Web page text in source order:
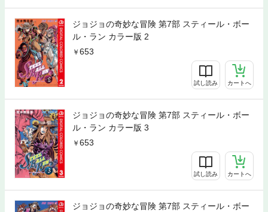
ジョジョの奇妙な冒険 第7部 スティール・ボー
ル・ラン カラー版 2
653
試し読み カートへ
ジョジョの奇妙な冒険 第7部 スティール・ボー
ル・ラン カラー版 3
653
試し読み カートへ
ジョジョの奇妙な冒険 第7部 スティール・ボー